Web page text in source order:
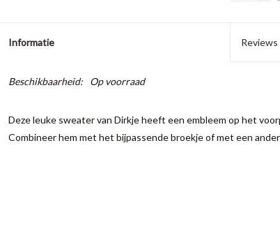
Informatie Reviews
Beschikbaarheid: Op voorraad
Deze leuke sweater van Dirkje heeft een embleem op het
Combineer hem met het bijpassende broekje of met een